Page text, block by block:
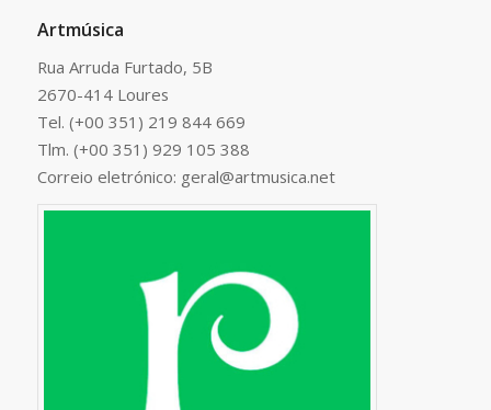
Artmúsica
Rua Arruda Furtado, 5B
2670-414 Loures
Tel. (+00 351) 219 844 669
Tlm. (+00 351) 929 105 388
Correio eletrónico: geral@artmusica.net